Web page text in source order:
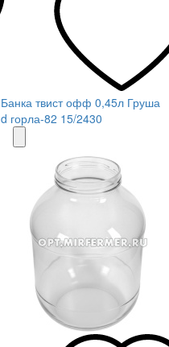
Банка твист офф 0,45л Груша
d горла-82 15/2430